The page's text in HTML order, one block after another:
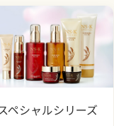
ペシャルシリーズ